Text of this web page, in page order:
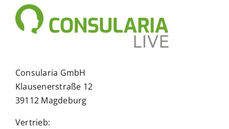
Consularia GmbH
Klausenerstraße 12
39112 Magdeburg
Vertrieb: